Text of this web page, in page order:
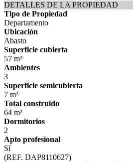
DETALLES DE LA PROPIEDAD
Tipo de Propiedad
Departamento
Ubicación
Abasto
Superficie cubierta
57 m²
Ambientes
3
Superficie semicubierta
7 m²
Total construido
64 m²
Dormitorios
2
Apto profesional
Sí
(REF. DAP8110627)